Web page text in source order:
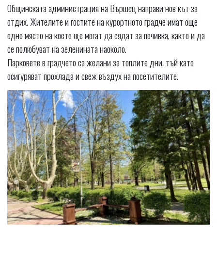
Общинската администрация на Вършец направи нов кът за
отдих. Жителите и гостите на курортното градче имат още
едно място на което ще могат да сядат за почивка, както и да
се полюбуват на зеленината наоколо.
Парковете в градчето са желани за топлите дни, тъй като
осигуряват прохлада и свеж въздух на посетителите.